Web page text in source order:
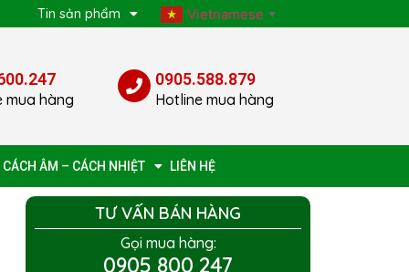
Tin sản phẩm Vietnamese ▼
mua hàng
0905.588.879
Hotline mua hàng
CÁCH ÂM – CÁCH NHIỆT LIÊN HỆ
TƯ VẤN BÁN HÀNG
Gọi mua hàng:
0905 800 247